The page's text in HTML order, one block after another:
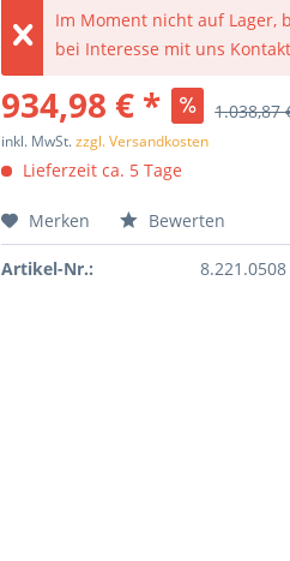
Im Moment nicht auf Lager,
bei Interesse mit uns
934,98 € * 1.038,87
inkl. MwSt.zzgl. Versandkosten
Lieferzeit ca. 5 Tage
Merken Bewerten
Artikel-Nr.: 8.221.0508